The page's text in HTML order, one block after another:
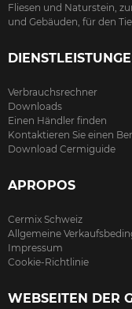
Fliesen und Naturstein,
und Gebäuden, für den
Verbrauchsrechner
Downloads
Einen Händler finden
Kontaktieren Sie einen
Download Cermiguide
APROPOS
Cermix Schweiz
Allgemeine
Impressum
Cookie-Richtlinie
WEBSEITEN DER